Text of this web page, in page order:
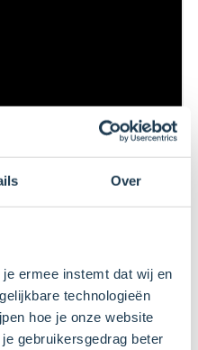
Over
ermee instemt dat wij en
technologieën
hoe je onze website
gebruikersgedrag beter